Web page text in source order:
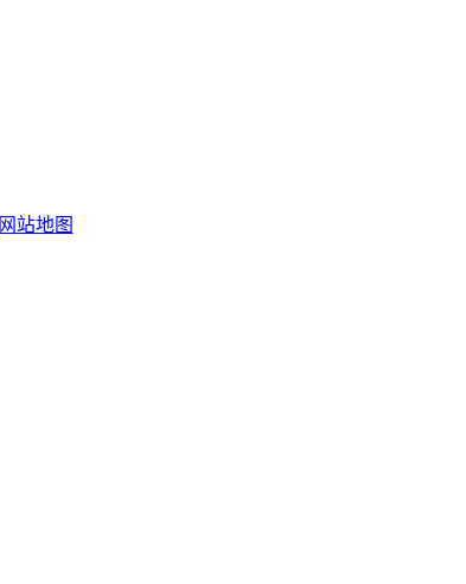
网站地图